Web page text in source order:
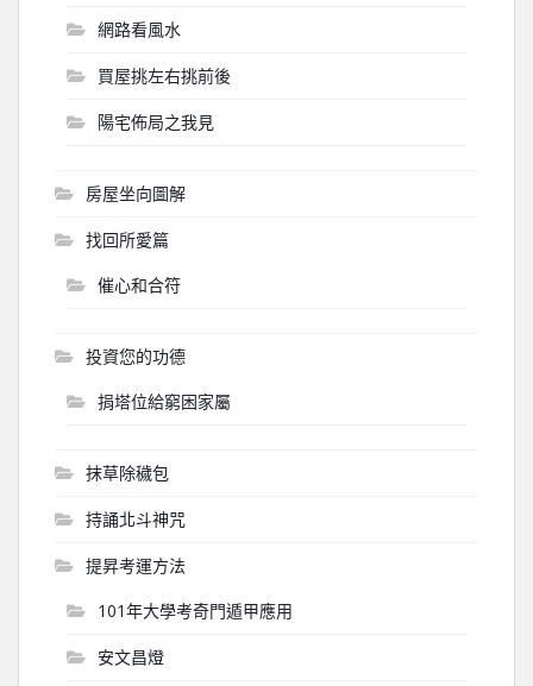
網路看風水
買屋挑左右挑前後
陽宅佈局之我見
房屋坐向圖解
找回所愛篇
催心和合符
投資您的功德
捐塔位給窮困家屬
抹草除穢包
持誦北斗神咒
提昇考運方法
101年大學考奇門遁甲應用
安文昌燈